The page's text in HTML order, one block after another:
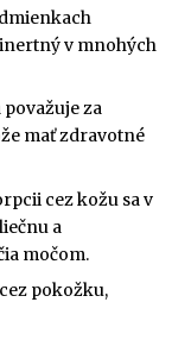
v mnohých
za
mať zdravotné
cez kožu sa v
a
močom.
pokožku,